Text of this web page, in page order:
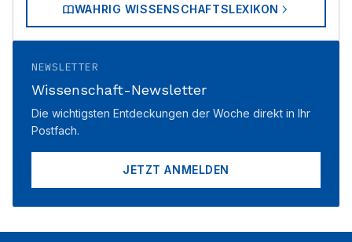
WAHRIG WISSENSCHAFTSLEXIKON
NEWSLETTER
Wissenschaft-Newsletter
Die wichtigsten Entdeckungen der Woche direkt in Ihr
Postfach.
JETZT ANMELDEN